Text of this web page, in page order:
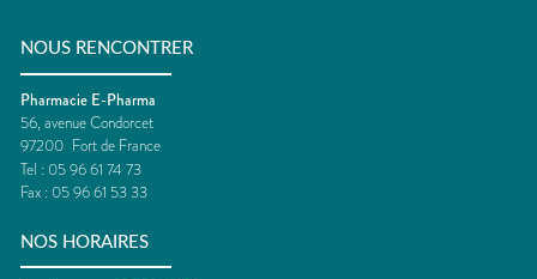
NOUS RENCONTRER
Pharmacie E-Pharma
56, avenue Condorcet
97200 Fort de France
Tel : 05 96 61 74 73
Fax : 05 96 61 53 33
NOS HORAIRES